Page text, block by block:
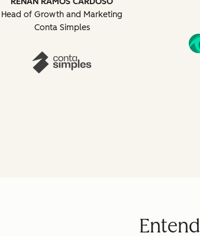
Head of Growth and Marketing
Conta Simples